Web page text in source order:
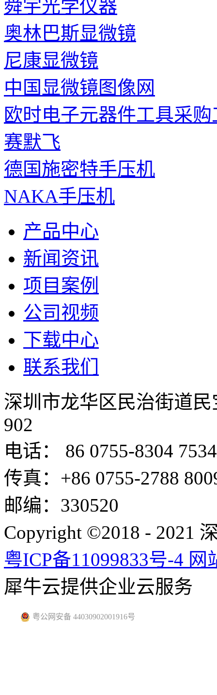
舜宇光学仪器
奥林巴斯显微镜
尼康显微镜
中国显微镜图像网
欧时电子元器件工具采购
赛默飞
德国施密特手压机
NAKA手压机
产品中心
新闻资讯
项目案例
公司视频
下载中心
联系我们
深圳市龙华区民治街道
902
电话： 86 0755-8304 7534
传真：+86 0755-2788
邮编：330520
Copyright ©2018 - 2021
粤ICP备11099833号-4 网
犀牛云提供企业云服务
粤公网安备 44030902001916号